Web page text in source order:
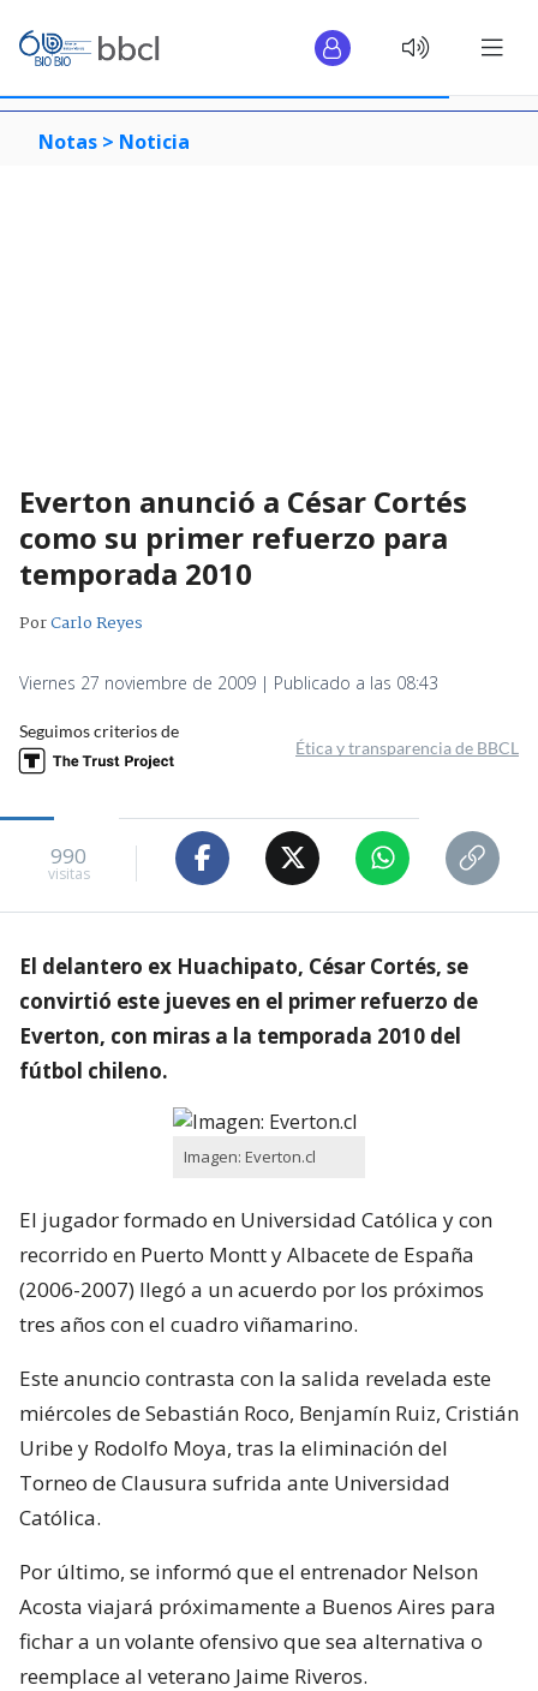
Notas > Noticia
Everton anunció a César Cortés
como su primer refuerzo para
temporada 2010
PorCarlo Reyes
Viernes 27 noviembre de 2009 | Publicado a las 08:43
Seguimos criterios de
Ética y transparencia de BBCL
990
visitas
El delantero ex Huachipato, César Cortés, se
convirtió este jueves en el primer refuerzo de
Everton, con miras a la temporada 2010 del
fútbol chileno.
Imagen: Everton.cl
El jugador formado en Universidad Católica y con
recorrido en Puerto Montt y Albacete de España
(2006-2007) llegó a un acuerdo por los próximos
tres años con el cuadro viñamarino.
Este anuncio contrasta con la salida revelada este
miércoles de Sebastián Roco, Benjamín Ruiz, Cristián
Uribe y Rodolfo Moya, tras la eliminación del
Torneo de Clausura sufrida ante Universidad
Católica.
Por último, se informó que el entrenador Nelson
Acosta viajará próximamente a Buenos Aires para
fichar a un volante ofensivo que sea alternativa o
reemplace al veterano Jaime Riveros.